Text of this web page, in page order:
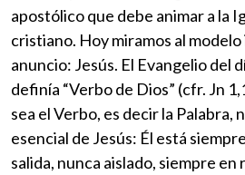
apostólico que debe animar a la
cristiano. Hoy miramos al
anuncio: Jesús. El Evangelio del
definía “Verbo de Dios” (cfr. Jn
sea el Verbo, es decir la Palabra,
esencial de Jesús: Él está
salida, nunca aislado, siempre en